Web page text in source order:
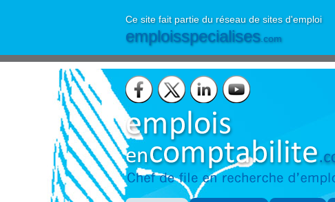
Ce site fait partie du réseau de sites d'emploi
emploisspecialises.com